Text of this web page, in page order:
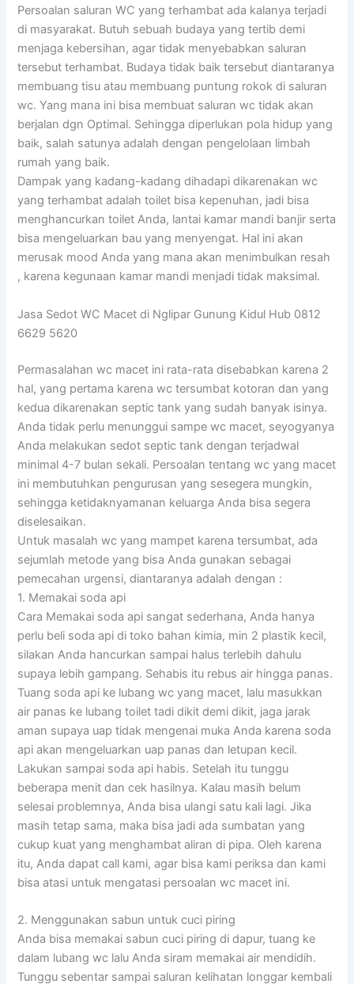
Persoalan saluran WC yang terhambat ada kalanya terjadi
di masyarakat. Butuh sebuah budaya yang tertib demi
menjaga kebersihan, agar tidak menyebabkan saluran
tersebut terhambat. Budaya tidak baik tersebut diantaranya
membuang tisu atau membuang puntung rokok di saluran
wc. Yang mana ini bisa membuat saluran wc tidak akan
berjalan dgn Optimal. Sehingga diperlukan pola hidup yang
baik, salah satunya adalah dengan pengelolaan limbah
rumah yang baik.
Dampak yang kadang-kadang dihadapi dikarenakan wc
yang terhambat adalah toilet bisa kepenuhan, jadi bisa
menghancurkan toilet Anda, lantai kamar mandi banjir serta
bisa mengeluarkan bau yang menyengat. Hal ini akan
merusak mood Anda yang mana akan menimbulkan resah
, karena kegunaan kamar mandi menjadi tidak maksimal.
Jasa Sedot WC Macet di Nglipar Gunung Kidul Hub 0812
6629 5620
Permasalahan wc macet ini rata-rata disebabkan karena 2
hal, yang pertama karena wc tersumbat kotoran dan yang
kedua dikarenakan septic tank yang sudah banyak isinya.
Anda tidak perlu menunggui sampe wc macet, seyogyanya
Anda melakukan sedot septic tank dengan terjadwal
minimal 4-7 bulan sekali. Persoalan tentang wc yang macet
ini membutuhkan pengurusan yang sesegera mungkin,
sehingga ketidaknyamanan keluarga Anda bisa segera
diselesaikan.
Untuk masalah wc yang mampet karena tersumbat, ada
sejumlah metode yang bisa Anda gunakan sebagai
pemecahan urgensi, diantaranya adalah dengan :
1. Memakai soda api
Cara Memakai soda api sangat sederhana, Anda hanya
perlu beli soda api di toko bahan kimia, min 2 plastik kecil,
silakan Anda hancurkan sampai halus terlebih dahulu
supaya lebih gampang. Sehabis itu rebus air hingga panas.
Tuang soda api ke lubang wc yang macet, lalu masukkan
air panas ke lubang toilet tadi dikit demi dikit, jaga jarak
aman supaya uap tidak mengenai muka Anda karena soda
api akan mengeluarkan uap panas dan letupan kecil.
Lakukan sampai soda api habis. Setelah itu tunggu
beberapa menit dan cek hasilnya. Kalau masih belum
selesai problemnya, Anda bisa ulangi satu kali lagi. Jika
masih tetap sama, maka bisa jadi ada sumbatan yang
cukup kuat yang menghambat aliran di pipa. Oleh karena
itu, Anda dapat call kami, agar bisa kami periksa dan kami
bisa atasi untuk mengatasi persoalan wc macet ini.
2. Menggunakan sabun untuk cuci piring
Anda bisa memakai sabun cuci piring di dapur, tuang ke
dalam lubang wc lalu Anda siram memakai air mendidih.
Tunggu sebentar sampai saluran kelihatan longgar kembali